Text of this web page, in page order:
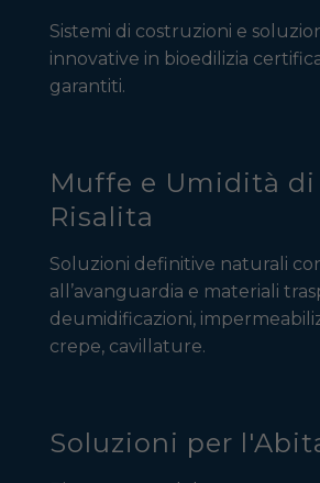
Sistemi di costruzioni e
innovative in bioedilizia
garantiti.
Muffe e Umidità di
Risalita
Soluzioni definitive naturali
all’avanguardia e materiali
deumidificazioni,
crepe, cavillature.
Soluzioni per